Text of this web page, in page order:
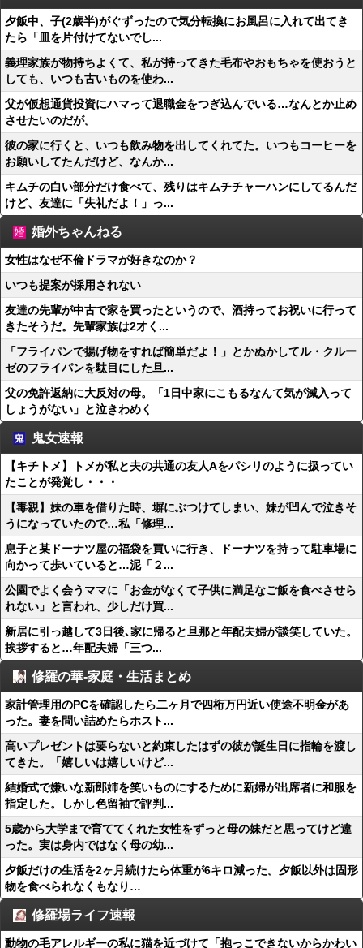
夕飯中、子(2歳半)がぐずったので気分転換にお風呂に入れて出てき
たら「皿を片付けてないでし...
義理家族が物持ちよくて、私が持ってきた毛布やおもちゃを使おうと
しても、いつも古いものを使わ...
父が仮想通貨投資にハマって退職金をつぎ込んでいる…なんとか止め
させたいのだが。
彼の家に行くと、いつも飲み物を出してくれてた。いつもコーヒーを
お願いしてたんだけど、なんか...
キムチの白い部分だけ食べて、残りはキムチチャーハンにしてるんだ
けど、友達に「失礼だよ！」っ...
婚外ちゃんねる
女性はなぜ不倫ドラマが好きなのか？
いつも提案が採用されない
友達の先輩が中古で家を買ったというので、酒持ってお祝いに行って
きたそうだ。先輩家族は2才く...
「フライパンで揚げ物をすれば簡単だよ！」とかぬかしてル・クルー
ゼのフライパンを駄目にした旦...
父の免許返納に大反対の母。「1日中家にこもるなんて気が滅入って
しょうがない」と泣きわめく
鬼女速報
【キチトメ】トメが私と夫の共通の友人Aをパシリのように扱ってい
たことが発覚し・・・
【毒親】妹の車を借りた時、塀にぶつけてしまい、妹が凹んで泣きそ
うになっていたので…私「修理...
息子と某ドーナツ屋の福袋を買いに行き、ドーナツを持って駐車場に
向かって歩いていると…泥「２...
公園でよく会うママに「お金がなくて子供に満足なご飯を食べさせら
れない」と言われ、少しだけ買...
新居に引っ越して3日後､家に帰ると旦那と年配夫婦が談笑していた。
挨拶すると…年配夫婦「三つ...
修羅の華-家庭・生活まとめ
家計管理用のPCを確認したら二ヶ月で四桁万円近い使途不明金があ
った。妻を問い詰めたらホスト...
高いプレゼントは要らないと約束したはずの彼が誕生日に指輪を渡し
てきた。「嬉しいは嬉しいけど...
結婚式で嫌いな新郎姉を笑いものにするために新婦が出席者に和服を
指定した。しかし色留袖で評判...
5歳から大学まで育ててくれた女性をずっと母の妹だと思ってけど違
った。実は身内ではなく母の幼...
夕飯だけの生活を2ヶ月続けたら体重が6キロ減った。夕飯以外は固形
物を食べられなくもなり…
修羅場ライフ速報
動物の毛アレルギーの私に猫を近づけて「抱っこできないからかわい